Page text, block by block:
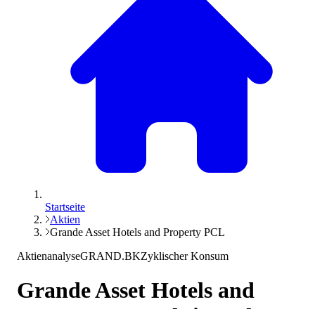
Startseite
Aktien
Grande Asset Hotels and Property PCL
AktienanalyseGRAND.BKZyklischer Konsum
Grande Asset Hotels and